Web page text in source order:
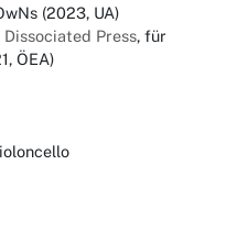
(2023, UA)
Dissociated Press, für
ÖEA)